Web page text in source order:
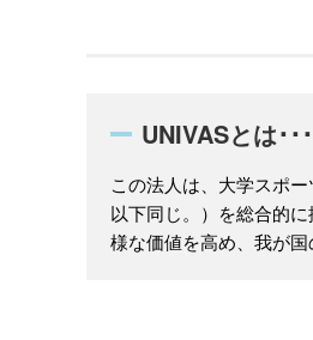
UNIVASとは･･･
この法人は、大学スポ
以下同じ。）を総合的
様な価値を高め、我が